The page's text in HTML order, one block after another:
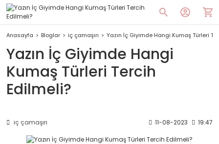
Anasayfa Bloglar iç çamaşırı Yazın İç Giyimde Hangi Kumaş Türleri
Yazın İç Giyimde Hangi
Kumaş Türleri Tercih
Edilmeli?
iç çamaşırı 11-08-2023 19:47